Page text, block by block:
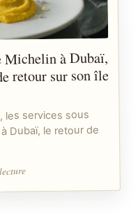
Michelin à Dubaï,
retour sur son île
les services sous
Dubaï, le retour de